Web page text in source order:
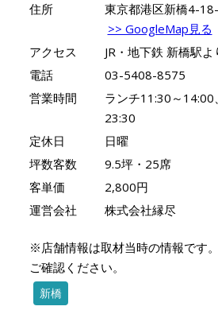
住所
東京都港区新橋4-
>> GoogleMap見る
アクセス
JR・地下鉄 新橋駅
電話
03-5408-8575
営業時間
ランチ11:30～14:00
23:30
定休日
日曜
坪数客数
9.5坪・25席
客単価
2,800円
運営会社
株式会社縁尽
※店舗情報は取材当時の情報です
ご確認ください。
新橋